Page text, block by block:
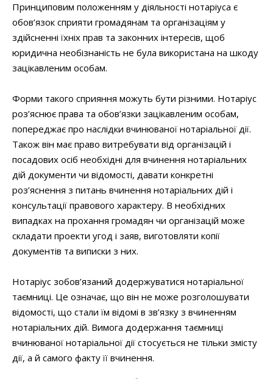
Принциповим положенням у діяльності нотаріуса є
обов’язок сприяти громадянам та організаціям у
здійсненні їхніх прав та законних інтересів, щоб
юридична необізнаність не була використана на шкоду
зацікавленим особам.
Форми такого сприяння можуть бути різними. Нотаріус
роз’яснює права та обов’язки зацікавленим особам,
попереджає про наслідки вчинюваної нотаріальної дії.
Також він має право витребувати від організацій і
посадових осіб необхідні для вчинення нотаріальних
дій документи чи відомості, давати конкретні
роз’яснення з питань вчинення нотаріальних дій і
консультації правового характеру. В необхідних
випадках на прохання громадян чи організацій може
складати проекти угод і заяв, виготовляти копії
документів та виписки з них.
Нотаріус зобов’язаний додержуватися нотаріальної
таємниці. Це означає, що він не може розголошувати
відомості, що стали їм відомі в зв’язку з вчиненням
нотаріальних дій. Вимога додержання таємниці
вчинюваної нотаріальної дії стосується не тільки змісту
дії, а й самого факту її вчинення.